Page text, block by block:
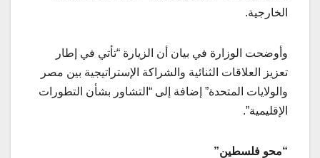
الخارجية.
وأوضحت الوزارة في بيان أن الزيارة “تأتي في إطار
تعزيز العلاقات الثنائية والشراكة الإستراتيجية بين مصر
والولايات المتحدة” إضافة إلى “التشاور بشأن التطورات
الإقليمية”.
“محو فلسطين”